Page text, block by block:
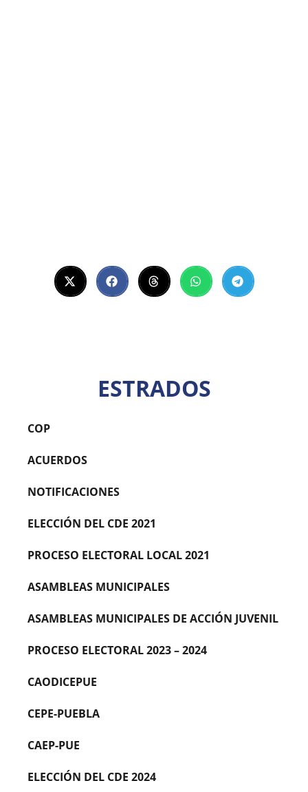
ESTRADOS
COP
ACUERDOS
NOTIFICACIONES
ELECCIÓN DEL CDE 2021
PROCESO ELECTORAL LOCAL 2021
ASAMBLEAS MUNICIPALES
ASAMBLEAS MUNICIPALES DE ACCIÓN JUVENIL
PROCESO ELECTORAL 2023 – 2024
CAODICEPUE
CEPE-PUEBLA
CAEP-PUE
ELECCIÓN DEL CDE 2024